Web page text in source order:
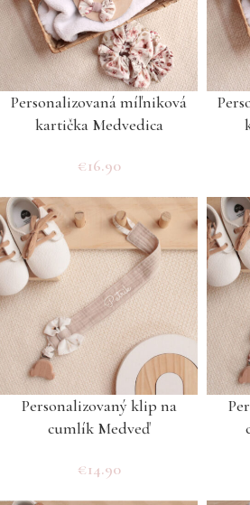
Personalizovaná míľniková
kartička Medvedica
€16.90
Personalizovaný klip na
cumlík Medveď
€14.90